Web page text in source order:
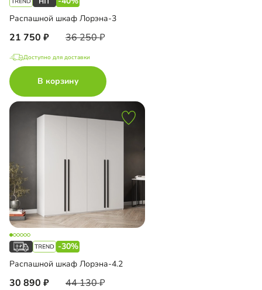
Распашной шкаф Лорэна-3
21 750 36 250
Доступно для доставки
В корзину
-30%
Распашной шкаф Лорэна-4.2
30 890 44 130